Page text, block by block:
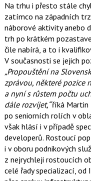
Na trhu i přesto stále
zatímco na západních
náborové aktivity anebo
trh po krátkém
čile nabírá, a to i
V současnosti se jejich
„Propouštění na
zprávou, některé pozice
a nyní s růstem počtu
dále rozvíjet,“říká Martin
po seniorních rolích v
však hlásí i v případě
developerů. Rostoucí
i v oboru podnikových
z nejrychleji rostoucích
celé řady specializací, od